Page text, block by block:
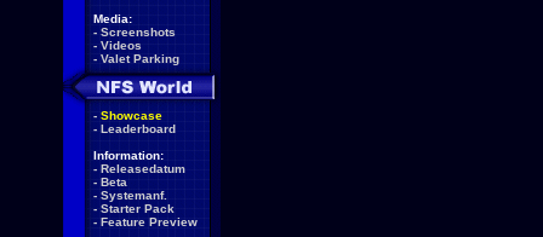
Media:
- Screenshots
- Videos
- Valet Parking
- Showcase
- Leaderboard
Information:
- Releasedatum
- Beta
- Systemanf.
- Starter Pack
- Feature Preview